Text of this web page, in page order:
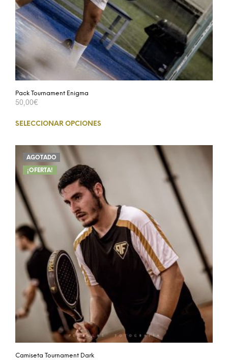
Pack Tournament Enigma
50,00€
SELECCIONAR OPCIONES
¡OFERTA!
AGOTADO
Camiseta Tournament Dark